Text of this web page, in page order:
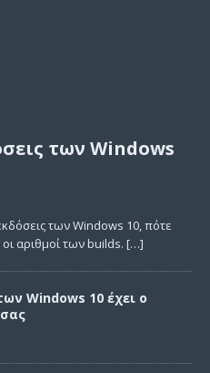
των Windows
των Windows 10, πότε
αριθμοί των builds. […]
Windows 10 έχει ο